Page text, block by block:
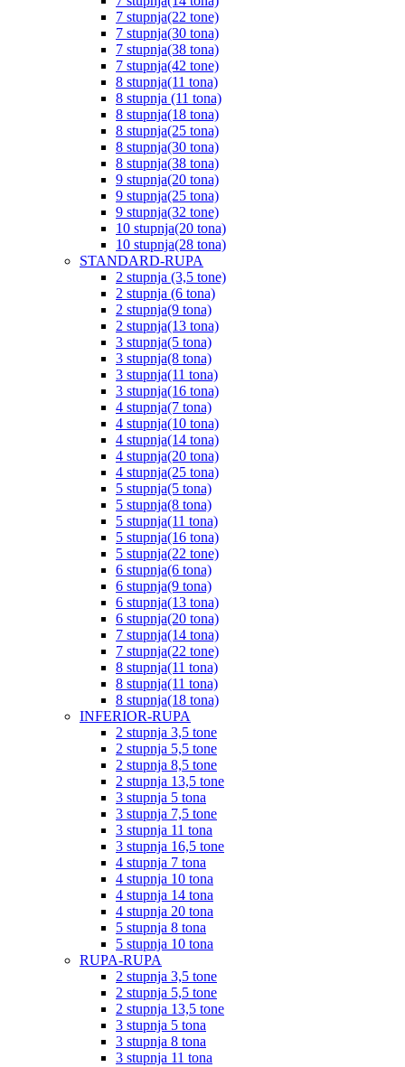
7 stupnja(22 tone)
7 stupnja(30 tona)
7 stupnja(38 tona)
7 stupnja(42 tone)
8 stupnja(11 tona)
8 stupnja (11 tona)
8 stupnja(18 tona)
8 stupnja(25 tona)
8 stupnja(30 tona)
8 stupnja(38 tona)
9 stupnja(20 tona)
9 stupnja(25 tona)
9 stupnja(32 tone)
10 stupnja(20 tona)
10 stupnja(28 tona)
STANDARD-RUPA
2 stupnja (3,5 tone)
2 stupnja (6 tona)
2 stupnja(9 tona)
2 stupnja(13 tona)
3 stupnja(5 tona)
3 stupnja(8 tona)
3 stupnja(11 tona)
3 stupnja(16 tona)
4 stupnja(7 tona)
4 stupnja(10 tona)
4 stupnja(14 tona)
4 stupnja(20 tona)
4 stupnja(25 tona)
5 stupnja(5 tona)
5 stupnja(8 tona)
5 stupnja(11 tona)
5 stupnja(16 tona)
5 stupnja(22 tone)
6 stupnja(6 tona)
6 stupnja(9 tona)
6 stupnja(13 tona)
6 stupnja(20 tona)
7 stupnja(14 tona)
7 stupnja(22 tone)
8 stupnja(11 tona)
8 stupnja(11 tona)
8 stupnja(18 tona)
INFERIOR-RUPA
2 stupnja 3,5 tone
2 stupnja 5,5 tone
2 stupnja 8,5 tone
2 stupnja 13,5 tone
3 stupnja 5 tona
3 stupnja 7,5 tone
3 stupnja 11 tona
3 stupnja 16,5 tone
4 stupnja 7 tona
4 stupnja 10 tona
4 stupnja 14 tona
4 stupnja 20 tona
5 stupnja 8 tona
5 stupnja 10 tona
RUPA-RUPA
2 stupnja 3,5 tone
2 stupnja 5,5 tone
2 stupnja 13,5 tone
3 stupnja 5 tona
3 stupnja 8 tona
3 stupnja 11 tona